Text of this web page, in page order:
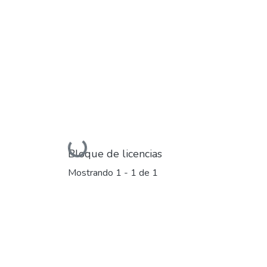
Cargando...
Bloque de licencias
Mostrando 1 - 1 de 1